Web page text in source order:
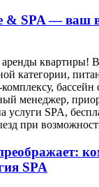
& SPA — ваш
квартиры!
категории,
менеджер,
услуги SPA,
при
SPA